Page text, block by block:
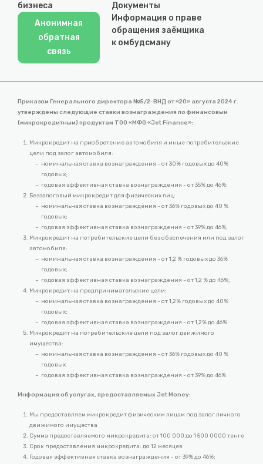
бизнеса
Анонимная
обратная
связь
Документы
Информация о праве
обращения заёмщика
к омбудсману
Приказом Генерального директора №5/2-ВНД от «20» августа 2024 г.
утверждены следующие ставки вознаграждения по финансовым
(микрокредитным) продуктам ТОО «МФО «Jet Finance»:
Микрокредит на приобретение автомобиля и иные потребительские
цели под залог автомобиля:
номинальная ставка вознаграждения - от 30% годовых до 40%
годовых;
годовая эффективная ставка вознаграждения - от 35% до 46%;
Беззалоговый микрокредит для физических лиц:
номинальная ставка вознаграждения - от 36% годовых до 40 %
годовых;
годовая эффективная ставка вознаграждения - от 39% до 46%;
Микрокредит на потребительские цели без обеспечения или под залог
автомобиля:
номинальная ставка вознаграждения - от 1,2 % годовых до 36%
годовых;
годовая эффективная ставка вознаграждения - от 1,2 % до 46%;
Микрокредит на предпринимательские цели:
номинальная ставка вознаграждения - от 1,2% годовых до 40%
годовых;
годовая эффективная ставка вознаграждения - от 1,2% до 46%.
Микрокредит на потребительские цели под залог движимого
имущества:
номинальная ставка вознаграждения - от 36% годовых до 40 %
годовых
годовая эффективная ставка вознаграждения - от 39% до 46%
Информация об услугах, предоставляемых Jet Money:
Мы предоставляем микрокредит физическим лицам под залог личного
движимого имущества
Сумма предоставляемого микрокредита: от 100 000 до 1 500 0000 тенге
Срок предоставления микрокредита: до 12 месяцев
Годовая эффективная ставка вознаграждения - от 39% до 46%;